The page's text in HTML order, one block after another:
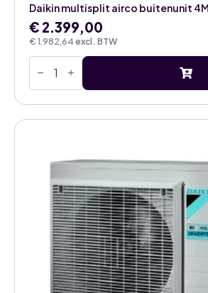
€ 1.982,64 excl. BTW
Daikin multisplit airco buitenunit
€ 2.399,00
Daikin
multisplit
buitenunit
4MXM68A
aantal